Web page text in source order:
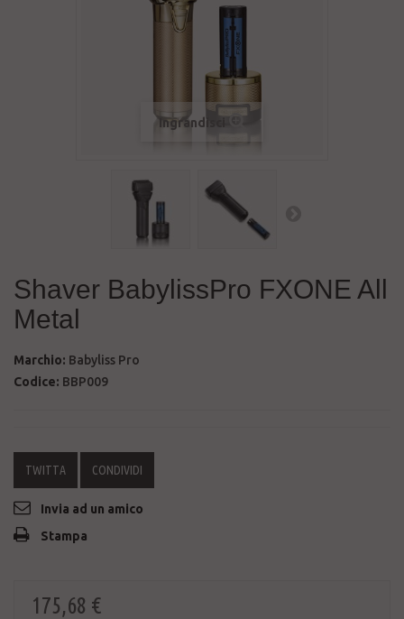
Ingrandisci
Shaver BabylissPro FXONE All
Metal
Marchio: Babyliss Pro
Codice: BBP009
TWITTA CONDIVIDI
Invia ad un amico
Stampa
175,68 €